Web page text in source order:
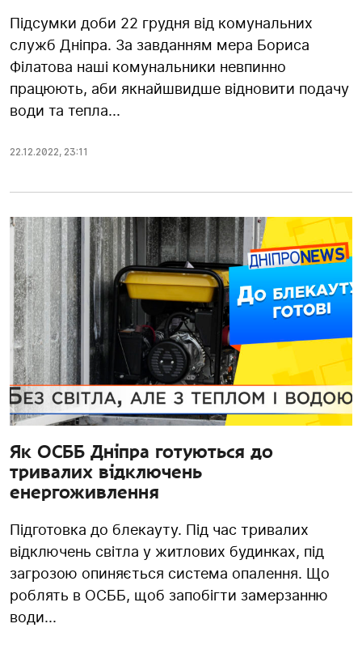
Підсумки доби 22 грудня від комунальних
служб Дніпра. За завданням мера Бориса
Філатова наші комунальники невпинно
працюють, аби якнайшвидше відновити подачу
води та тепла...
22.12.2022, 23:11
Як ОСББ Дніпра готуються до
тривалих відключень
енергоживлення
Підготовка до блекауту. Під час тривалих
відключень світла у житлових будинках, під
загрозою опиняється система опалення. Що
роблять в ОСББ, щоб запобігти замерзанню
води...